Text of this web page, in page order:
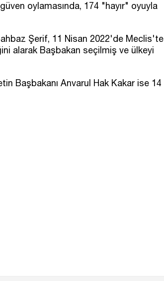
oylamasında, 174 "hayır" oyuyla
Şerif, 11 Nisan 2022'de Meclis'te
alarak Başbakan seçilmiş ve ülkeyi
Başbakanı Anvarul Hak Kakar ise 14